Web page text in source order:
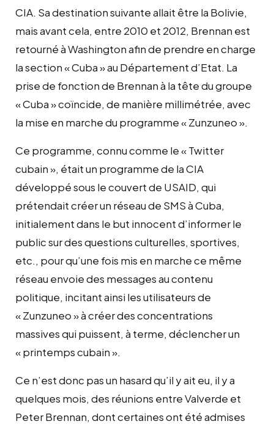
CIA. Sa destination suivante allait être la Bolivie,
mais avant cela, entre 2010 et 2012, Brennan est
retourné à Washington afin de prendre en charge
la section « Cuba » au Département d’Etat. La
prise de fonction de Brennan à la tête du groupe
« Cuba » coïncide, de manière millimétrée, avec
la mise en marche du programme « Zunzuneo ».
Ce programme, connu comme le « Twitter
cubain », était un programme de la CIA
développé sous le couvert de USAID, qui
prétendait créer un réseau de SMS à Cuba,
initialement dans le but innocent d’informer le
public sur des questions culturelles, sportives,
etc., pour qu’une fois mis en marche ce même
réseau envoie des messages au contenu
politique, incitant ainsi les utilisateurs de
« Zunzuneo » à créer des concentrations
massives qui puissent, à terme, déclencher un
« printemps cubain ».
Ce n’est donc pas un hasard qu’il y ait eu, il y a
quelques mois, des réunions entre Valverde et
Peter Brennan, dont certaines ont été admises